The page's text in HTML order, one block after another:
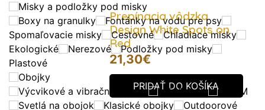
Misky a podložky pod misky
Boxy na granulky
Fontánky na vodu pre psy
Spomaľovacie misky
Cestovné
Chladiace misky
Ekologické
Nerezové
Podložky pod misky
Plastové
Obojky
Výcvikové a vibračné obojky
MAx&Molly
DWAM
Svetlá na obojok
Klasické obojky
Outdoorové
Prepínacia vôdzka
Design White Spots on
Red
21,30€
PRIDAŤ DO KOŠÍKA